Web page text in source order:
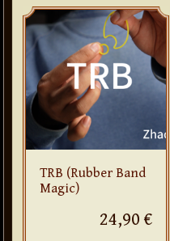
TRB (Rubber Band
Magic)
24,90 €